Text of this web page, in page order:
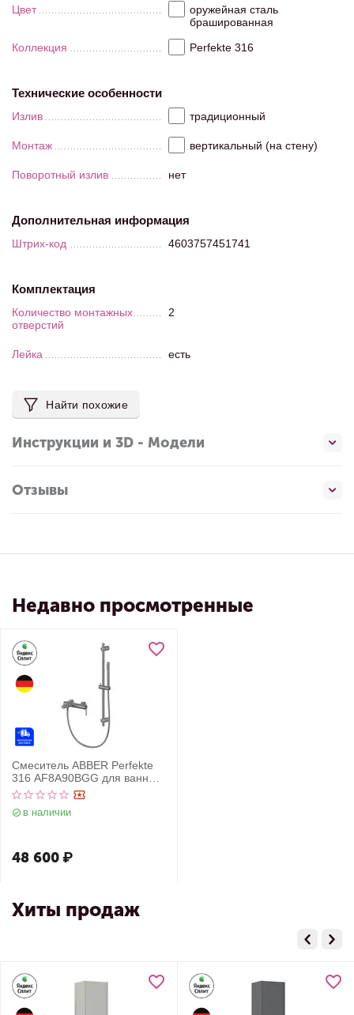
Цвет
оружейная сталь
брашированная
Коллекция
Perfekte 316
Технические особенности
Излив традиционный
Монтаж вертикальный (на стену)
Поворотный излив нет
Дополнительная информация
Штрих-код 4603757451741
Комплектация
Количество монтажных
отверстий
2
Лейка есть
Найти похожие
Инструкции и 3D - Модели
Отзывы
Недавно просмотренные
Смеситель ABBER Perfekte
316 AF8A90BGG для ванны,
брашированная оружейная
сталь
в наличии
48 600₽
Хиты продаж